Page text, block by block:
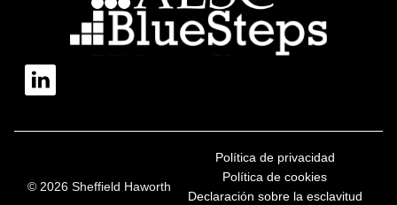
© 2026 Sheffield Haworth
Política de privacidad
Política de cookies
Declaración sobre la esclavitud